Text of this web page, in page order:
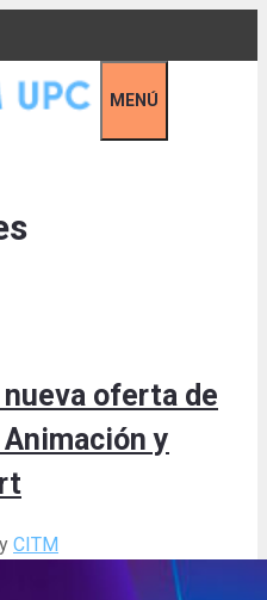
MENÚ
oferta de
y
CITM